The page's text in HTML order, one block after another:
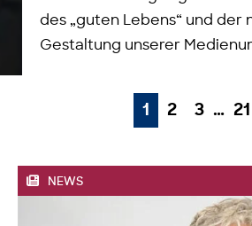
des „guten Lebens“ und der
Gestaltung unserer
1 2 3 … 21
NEWS